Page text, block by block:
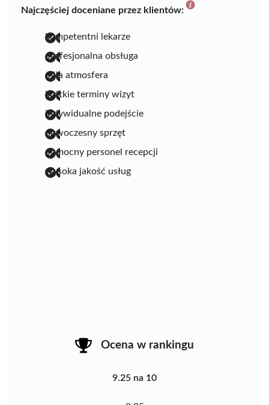
Najczęściej doceniane przez klientów:
kompetentni lekarze
profesjonalna obsługa
miła atmosfera
krótkie terminy wizyt
indywidualne podejście
nowoczesny sprzęt
pomocny personel recepcji
wysoka jakość usług
Ocena w rankingu
9.25 na 10